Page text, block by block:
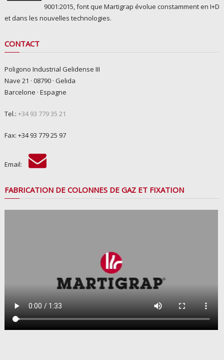
9001:2015, font que Martigrap évolue constamment en I+D
et dans les nouvelles technologies.
CONTACT
Poligono Industrial Gelidense III
Nave 21 · 08790 · Gelida
Barcelone · Espagne
Tel.: +34 93 779 35 21
Fax: +34 93 779 25 97
Email:
FABRICATION DE COLONNES DE GAZ ET FIXATION